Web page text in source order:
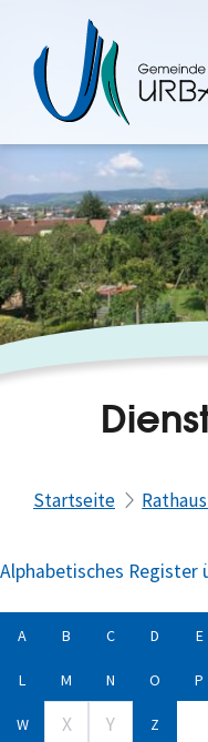
Startseite
Alphabetisches Register
A B C D E
L M N O P
W X Y Z